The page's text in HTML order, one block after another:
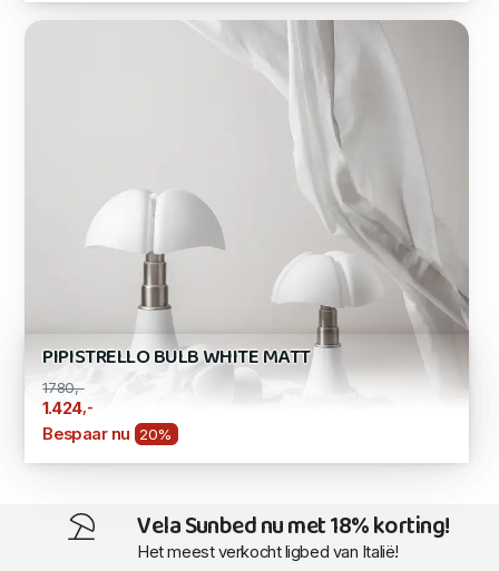
PIPISTRELLO BULB WHITE MATT
1780,-
1.424 ,-
Bespaar nu 20%
Vela Sunbed nu met 18% korting!
Het meest verkocht ligbed van Italië!